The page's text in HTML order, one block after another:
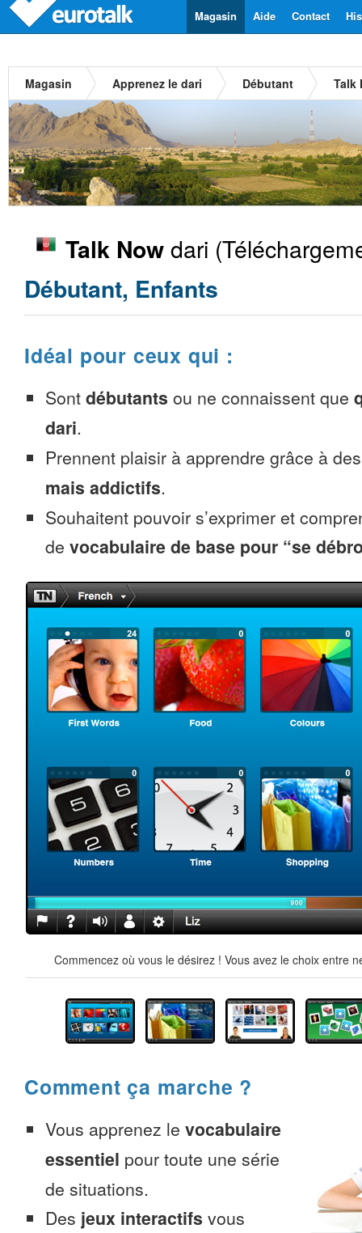
Contact
Aide
Magasin
Magasin Apprenez le dari Débutant Talk
Talk Nowdari
Débutant, Enfants
Idéal pour ceux qui :
Sont débutants ou ne connaissent que
dari.
Prennent plaisir à apprendre grâce à
mais addictifs.
Souhaitent pouvoir s’exprimer et
de vocabulaire de base pour “se
Commencez où vous le désirez ! Vous avez le choix entre
Comment ça marche ?
Vous apprenez le vocabulaire
essentiel pour toute une série
de situations.
Des jeux interactifs vous